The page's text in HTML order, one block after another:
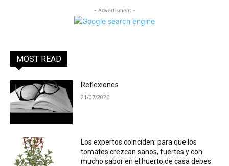
- Advertisment -
MOST READ
Reflexiones
21/07/2026
Los expertos coinciden: para que los
tomates crezcan sanos, fuertes y con
mucho sabor en el huerto de casa debes